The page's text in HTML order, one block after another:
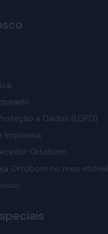
a Dados (LGPD)
Imprensa
Ortobom
Ortobom no meu imóvel